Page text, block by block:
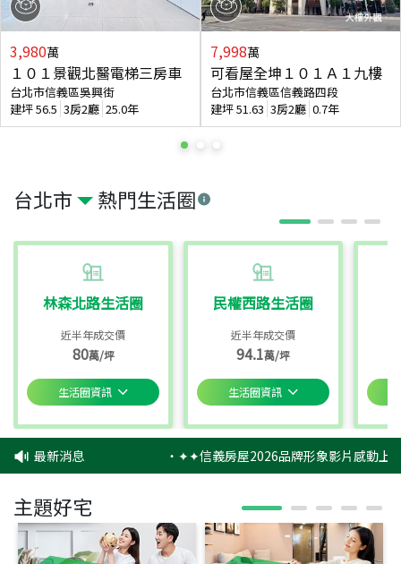
台北市 熱門生活圈
林森北路生活圈
近半年成交價
80萬/坪
生活圈資訊
民權西路生活圈
近半年成交價
94.1萬/坪
生活圈資訊
3,980萬
１０１景觀北醫電梯三房車
台北市信義區吳興街
建坪56.5 3房2廳 25.0年
7,998萬
可看屋全坤１０１Ａ１九樓
台北市信義區信義路四段
建坪51.63 3房2廳 0.7年
最新消息 ‧✦✦信義房屋2026品牌形象影片感動上
主題好宅